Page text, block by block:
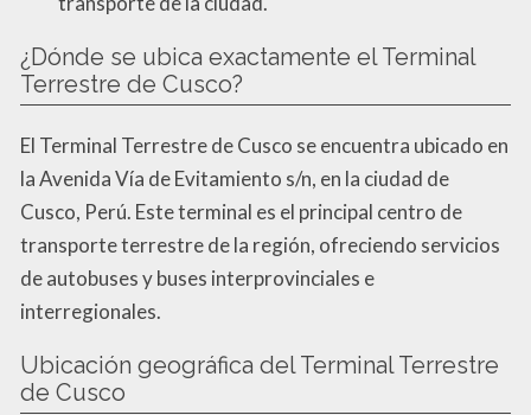
¿Dónde se ubica exactamente el Terminal
Terrestre de Cusco?
El Terminal Terrestre de Cusco se encuentra ubicado en
la Avenida Vía de Evitamiento s/n, en la ciudad de
Cusco, Perú. Este terminal es el principal centro de
transporte terrestre de la región, ofreciendo servicios
de autobuses y buses interprovinciales e
interregionales.
Ubicación geográfica del Terminal Terrestre
de Cusco